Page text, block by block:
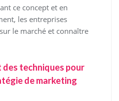
ce concept et en
les entreprises
le marché et connaître
techniques pour
de marketing